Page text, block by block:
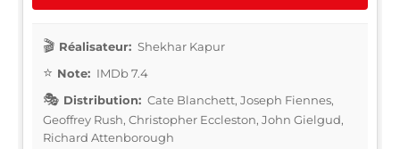
Réalisateur: Shekhar Kapur
Note: IMDb 7.4
Distribution: Cate Blanchett, Joseph Fiennes,
Geoffrey Rush, Christopher Eccleston, John Gielgud,
Richard Attenborough